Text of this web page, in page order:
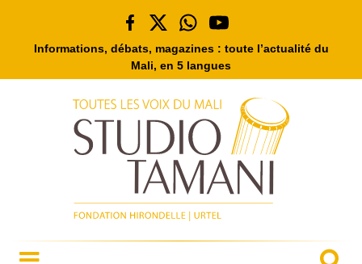
Informations, débats, magazines : toute l’actualité du
Mali, en 5 langues